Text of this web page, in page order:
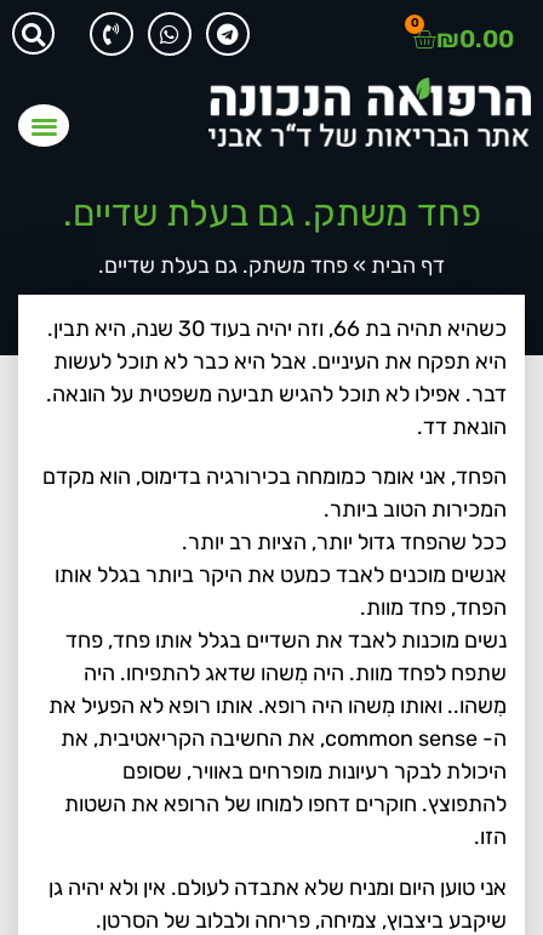
₪0.00
0
פחד משתק. גם בעלת שדיים.
דף הבית »פחד משתק. גם בעלת שדיים.
כשהיא תהיה בת 66, וזה יהיה בעוד 30 שנה, היא תבין.
היא תפקח את העיניים. אבל היא כבר לא תוכל לעשות
דבר. אפילו לא תוכל להגיש תביעה משפטית על הונאה.
הונאת דד.
הפחד, אני אומר כמומחה בכירורגיה בדימוס, הוא מקדם
המכירות הטוב ביותר.
ככל שהפחד גדול יותר, הציות רב יותר.
אנשים מוכנים לאבד כמעט את היקר ביותר בגלל אותו
הפחד, פחד מוות.
נשים מוכנות לאבד את השדיים בגלל אותו פחד, פחד
שתפח לפחד מוות. היה מִשהו שדאג להתפיחו. היה
מִשהו.. ואותו מִשהו היה רופא. אותו רופא לא הפעיל את
ה- common sense, את החשיבה הקריאטיבית, את
היכולת לבקר רעיונות מופרחים באוויר, שסופם
להתפוצץ. חוקרים דחפו למוחו של הרופא את השטות
הזו.
אני טוען היום ומניח שלא אתבדה לעולם. אין ולא יהיה גן
שיקבע ביצבוץ, צמיחה, פריחה ולבלוב של הסרטן.